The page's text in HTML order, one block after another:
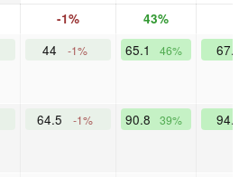
-1% 43%
44 -1% 65.1 46%
64.5 -1% 90.8 39%